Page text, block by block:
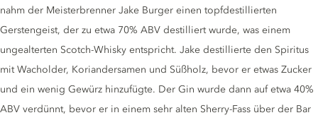
nahm der Meisterbrenner Jake Burger einen topfdestillierten
Gerstengeist, der zu etwa 70% ABV destilliert wurde, was einem
ungealterten Scotch-Whisky entspricht. Jake destillierte den Spiritus
mit Wacholder, Koriandersamen und Süßholz, bevor er etwas Zucker
und ein wenig Gewürz hinzufügte. Der Gin wurde dann auf etwa 40%
ABV verdünnt, bevor er in einem sehr alten Sherry-Fass über der Bar